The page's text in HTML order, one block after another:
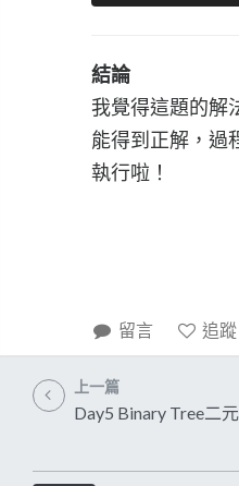
結論
我覺得這題的解
能得到正解，過
執行啦！
留言 追蹤
上一篇
Day5 Binary Tree二